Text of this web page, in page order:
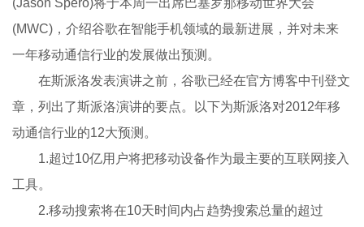
(Jason Spero)将于本周一出席巴塞罗那移动世界大会
(MWC)，介绍谷歌在智能手机领域的最新进展，并对未来
一年移动通信行业的发展做出预测。
在斯派洛发表演讲之前，谷歌已经在官方博客中刊登文
章，列出了斯派洛演讲的要点。以下为斯派洛对2012年移
动通信行业的12大预测。
1.超过10亿用户将把移动设备作为最主要的互联网接入
工具。
2.移动搜索将在10天时间内占趋势搜索总量的超过